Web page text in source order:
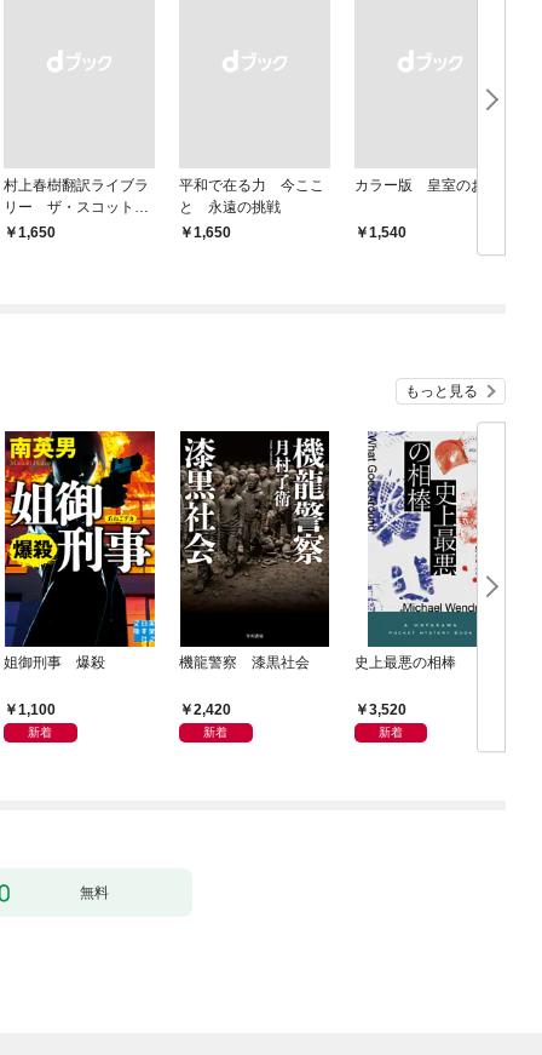
村上春樹翻訳ライブラ
リー ザ・スコット・
フィッツジェラルド・
￥1,650
平和で在る力 今ここ
と 永遠の挑戦
￥1,650
カラー版 皇室のお宝
￥1,540
もっと見る
姐御刑事 爆殺
1,100
新着
機龍警察 漆黒社会
2,420
新着
史上最悪の相棒
3,520
新着
無料